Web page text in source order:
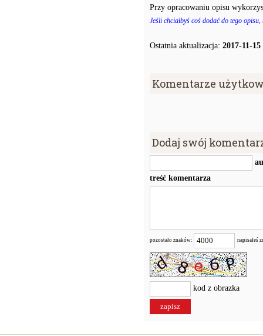
Przy opracowaniu opisu
Jeśli chciałbyś coś dodać do tego
Ostatnia aktualizacja: 2017-11-15
Komentarze
Dodaj swój
treść komentarza
pozostało znaków: napisałeś
kod z obrazka